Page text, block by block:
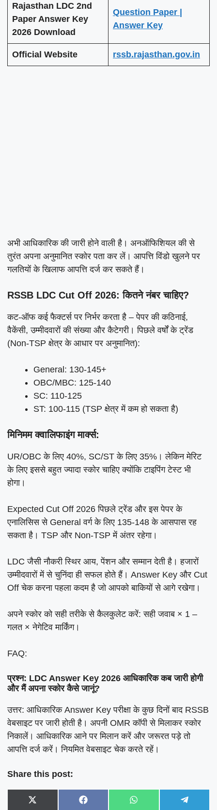
Rajasthan LDC 2nd
Paper Answer Key
2026 Download
Question Paper |
Answer Key
Official Website rssb.rajasthan.gov.in
अभी आधिकारिक की जारी होने वाली है। अनऑफिशियल की से
तुरंत अपना अनुमानित स्कोर पता कर लें। आपत्ति विंडो खुलने पर
गलतियों के खिलाफ आपत्ति दर्ज कर सकते हैं।
RSSB LDC Cut Off 2026: कितने नंबर चाहिए?
कट-ऑफ कई फैक्टर्स पर निर्भर करता है – पेपर की कठिनाई,
वैकेंसी, उम्मीदवारों की संख्या और कैटेगरी। पिछले वर्षों के ट्रेंड
(Non-TSP क्षेत्र के आधार पर अनुमानित):
General: 130-145+
OBC/MBC: 125-140
SC: 110-125
ST: 100-115 (TSP क्षेत्र में कम हो सकता है)
मिनिमम क्वालिफाइंग मार्क्स:
UR/OBC के लिए 40%, SC/ST के लिए 35%। लेकिन मेरिट
के लिए इससे बहुत ज्यादा स्कोर चाहिए क्योंकि टाइपिंग टेस्ट भी
होगा।
Expected Cut Off 2026 पिछले ट्रेंड और इस पेपर के
एनालिसिस से General वर्ग के लिए 135-148 के आसपास रह
सकता है। TSP और Non-TSP में अंतर रहेगा।
LDC जैसी नौकरी स्थिर आय, पेंशन और सम्मान देती है। हजारों
उम्मीदवारों में से चुनिंदा ही सफल होते हैं। Answer Key और Cut
Off चेक करना पहला कदम है जो आपको बाकियों से आगे रखेगा।
अपने स्कोर को सही तरीके से कैलकुलेट करें: सही जवाब × 1 –
गलत × नेगेटिव मार्किंग।
FAQ:
प्रश्न: LDC Answer Key 2026 आधिकारिक कब जारी होगी
और मैं अपना स्कोर कैसे जानूं?
उत्तर: आधिकारिक Answer Key परीक्षा के कुछ दिनों बाद RSSB
वेबसाइट पर जारी होती है। अपनी OMR कॉपी से मिलाकर स्कोर
निकालें। आधिकारिक आने पर मिलान करें और जरूरत पड़े तो
आपत्ति दर्ज करें। नियमित वेबसाइट चेक करते रहें।
Share this post:
Share
X
Share
F
Share
W
Share